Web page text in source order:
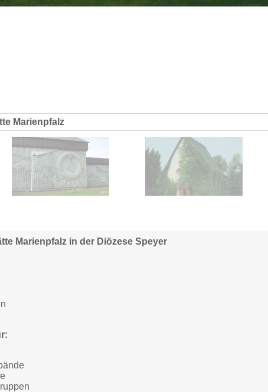
Marienpfalz
Marienpfalz in der Diözese Speyer